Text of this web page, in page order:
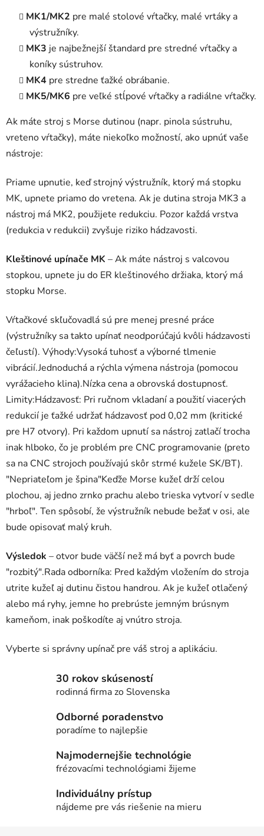
MK1/MK2 pre malé stolové vŕtačky, malé vrtáky a
výstružníky.
MK3 je najbežnejší štandard pre stredné vŕtačky a
koníky sústruhov.
MK4 pre stredne ťažké obrábanie.
MK5/MK6 pre veľké stĺpové vŕtačky a radiálne vŕtačky.
Ak máte stroj s Morse dutinou (napr. pinola sústruhu,
vreteno vŕtačky), máte niekoľko možností, ako upnúť vaše
nástroje:
Priame upnutie, keď strojný výstružník, ktorý má stopku
MK, upnete priamo do vretena. Ak je dutina stroja MK3 a
nástroj má MK2, použijete redukciu. Pozor každá vrstva
(redukcia v redukcii) zvyšuje riziko hádzavosti.
Kleštinové upínače MK – Ak máte nástroj s valcovou
stopkou, upnete ju do ER kleštinového držiaka, ktorý má
stopku Morse.
Vŕtačkové skľučovadlá sú pre menej presné práce
(výstružníky sa takto upínať neodporúčajú kvôli hádzavosti
čeľustí). Výhody:Vysoká tuhosť a výborné tlmenie
vibrácií.Jednoduchá a rýchla výmena nástroja (pomocou
vyrážacieho klina).Nízka cena a obrovská dostupnosť.
Limity:Hádzavosť: Pri ručnom vkladaní a použití viacerých
redukcií je ťažké udržať hádzavosť pod 0,02 mm (kritické
pre H7 otvory). Pri každom upnutí sa nástroj zatlačí trocha
inak hlboko, čo je problém pre CNC programovanie (preto
sa na CNC strojoch používajú skôr strmé kužele SK/BT).
"Nepriateľom je špina"Keďže Morse kužeľ drží celou
plochou, aj jedno zrnko prachu alebo trieska vytvorí v sedle
"hrboľ". Ten spôsobí, že výstružník nebude bežať v osi, ale
bude opisovať malý kruh.
Výsledok – otvor bude väčší než má byť a povrch bude
"rozbitý".Rada odborníka: Pred každým vložením do stroja
utrite kužeľ aj dutinu čistou handrou. Ak je kužeľ otlačený
alebo má ryhy, jemne ho prebrúste jemným brúsnym
kameňom, inak poškodíte aj vnútro stroja.
Vyberte si správny upínač pre váš stroj a aplikáciu.
30 rokov skúseností
rodinná firma zo Slovenska
Odborné poradenstvo
poradíme to najlepšie
Najmodernejšie technológie
frézovacími technológiami žijeme
Individuálny prístup
nájdeme pre vás riešenie na mieru